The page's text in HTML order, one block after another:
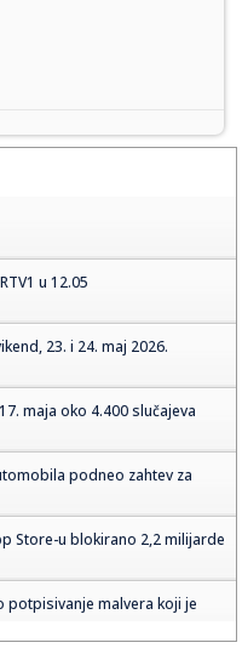
u 12.05
23. i 24. maj 2026.
maja oko 4.400 slučajeva
podneo zahtev za
Store-u blokirano 2,2 milijarde
potpisivanje malvera koji je